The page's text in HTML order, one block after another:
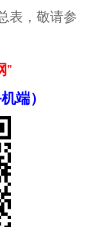
表，敬请参
”
端）